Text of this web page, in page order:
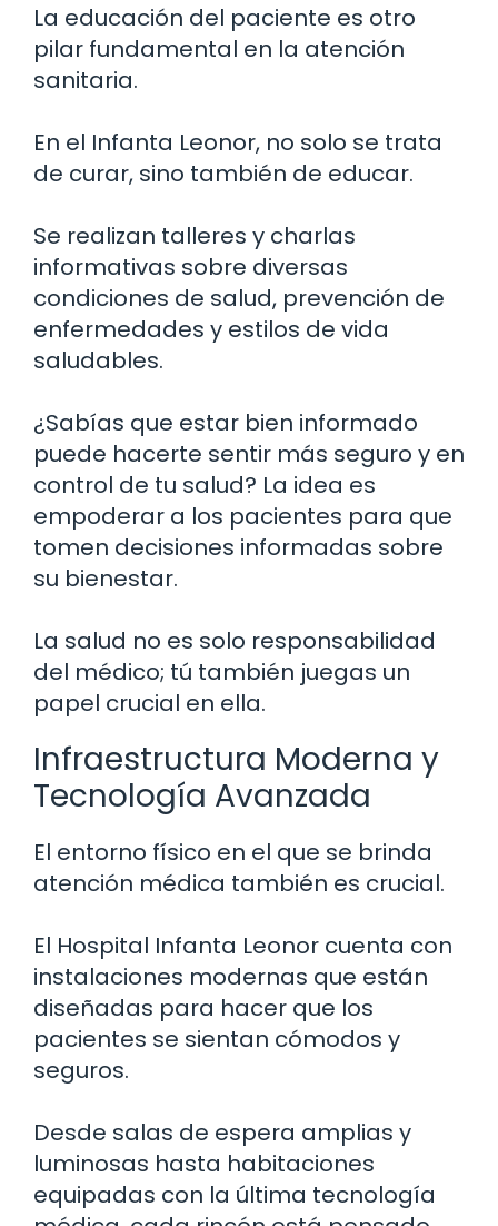
La educación del paciente es otro
pilar fundamental en la atención
sanitaria.
En el Infanta Leonor, no solo se trata
de curar, sino también de educar.
Se realizan talleres y charlas
informativas sobre diversas
condiciones de salud, prevención de
enfermedades y estilos de vida
saludables.
¿Sabías que estar bien informado
puede hacerte sentir más seguro y en
control de tu salud? La idea es
empoderar a los pacientes para que
tomen decisiones informadas sobre
su bienestar.
La salud no es solo responsabilidad
del médico; tú también juegas un
papel crucial en ella.
Infraestructura Moderna y
Tecnología Avanzada
El entorno físico en el que se brinda
atención médica también es crucial.
El Hospital Infanta Leonor cuenta con
instalaciones modernas que están
diseñadas para hacer que los
pacientes se sientan cómodos y
seguros.
Desde salas de espera amplias y
luminosas hasta habitaciones
equipadas con la última tecnología